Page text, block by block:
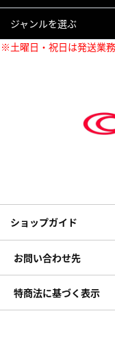
ジャンルを選ぶ
※土曜日・祝日は発送業
ショップガイド
お問い合わせ先
特商法に基づく表示